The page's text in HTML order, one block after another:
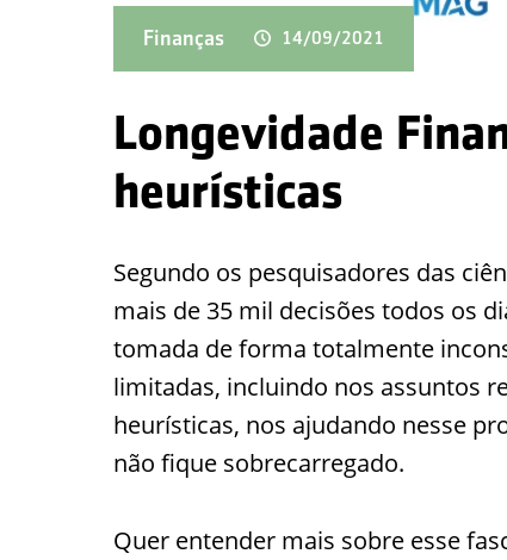
Finanças 14/09/2021
Longevidade
heurísticas
Segundo os pesquisadores das
mais de 35 mil decisões todos os
tomada de forma totalmente
limitadas, incluindo nos assuntos
heurísticas, nos ajudando nesse
não fique sobrecarregado.
Quer entender mais sobre esse